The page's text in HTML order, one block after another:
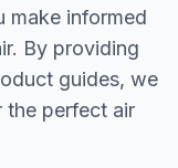
make informed
By providing
guides, we
the perfect air